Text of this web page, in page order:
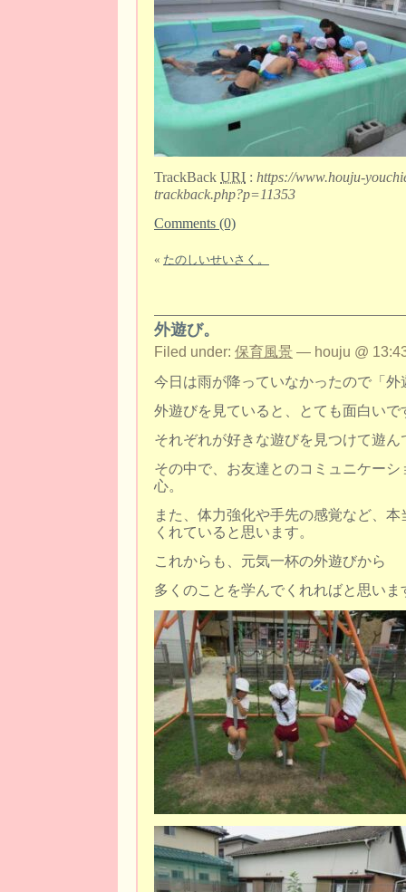
TrackBack URI : https://www.houju-
trackback.php?p=11353
Comments (0)
« たのしいせいさく。
外遊び。
Filed under: 保育風景 — houju @
今日は雨が降っていなかったので「
外遊びを見ていると、とても面白いで
それぞれが好きな遊びを見つけて遊ん
その中で、お友達とのコミュニケー
心。
また、体力強化や手先の感覚など、
くれていると思います。
これからも、元気一杯の外遊びから
多くのことを学んでくれればと思いま